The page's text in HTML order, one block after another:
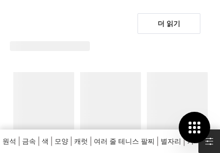
단독 착용과 레이어드 모두에 자연스럽습니다. 고리가 맞물
은 구조적인 존재감을, 유연하게 흐르
는 편안하고 일상적인 느낌을 전합니다.
의미를 담는 디자인도 여자 팔찌를 고르는 중요한 기준입니
, 문구를 더할 수 있는
이니셜과 이름 팔찌
는 기념일의 의미를 구체적으로 남깁니
다. 부드럽게 연마한 돔 형태의 스톤을 좋아한다면캐보션
더 읽기
원석 금속 색 모양 캐럿 여러 줄 테니스 팔찌 별자리 가격